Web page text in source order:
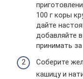
100 г коры
дайте
добавляйте
принимать
Соберите
кашицу и